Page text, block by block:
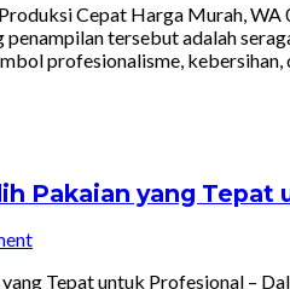
Cepat Harga Murah,
penampilan tersebut adalah
profesionalisme,
Pakaian yang Tepat
Tepat untuk Profesional –